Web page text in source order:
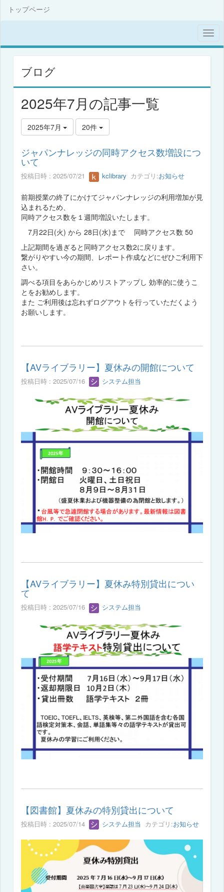
トップページ
ブログ
2025年7月の記事一覧
2025年7月 20件
ジャパンナレッジの同時アクセス数増設につ
いて
投稿日時 : 2025/07/21 kclibrary カテゴリ:お知らせ
前期授業の終了にかけてジャパンナレッジの利用増加が見
込まれるため、
同時アクセス数を１週間増設いたします。
7月22日(火) から 28日(水)まで 同時アクセス数 50
上記期間を過ぎると同時アクセス数2に戻ります。
繋がりやすい今の期間、レポート作成などにぜひご利用下
さい。
調べる項目をあらかじめリストアップし 効率的に使うこ
とをお勧めします。
また ご利用後は忘れずログアウトを行っていただくよう
お願いします。
【AVライブラリー】夏休みの開館について
投稿日時 : 2025/07/16 システム担当
【AVライブラリー】夏休み特別貸出につい
て
投稿日時 : 2025/07/16 システム担当
【図書館】夏休みの特別貸出について
投稿日時 : 2025/07/14 システム担当 カテゴリ:お知らせ